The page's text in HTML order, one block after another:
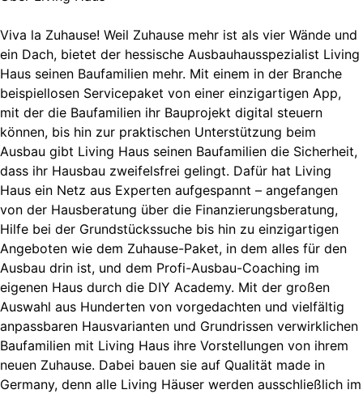
Viva la Zuhause! Weil Zuhause mehr ist als vier Wände und
ein Dach, bietet der hessische Ausbauhausspezialist Living
Haus seinen Baufamilien mehr. Mit einem in der Branche
beispiellosen Servicepaket von einer einzigartigen App,
mit der die Baufamilien ihr Bauprojekt digital steuern
können, bis hin zur praktischen Unterstützung beim
Ausbau gibt Living Haus seinen Baufamilien die Sicherheit,
dass ihr Hausbau zweifelsfrei gelingt. Dafür hat Living
Haus ein Netz aus Experten aufgespannt – angefangen
von der Hausberatung über die Finanzierungsberatung,
Hilfe bei der Grundstückssuche bis hin zu einzigartigen
Angeboten wie dem Zuhause-Paket, in dem alles für den
Ausbau drin ist, und dem Profi-Ausbau-Coaching im
eigenen Haus durch die DIY Academy. Mit der großen
Auswahl aus Hunderten von vorgedachten und vielfältig
anpassbaren Hausvarianten und Grundrissen verwirklichen
Baufamilien mit Living Haus ihre Vorstellungen von ihrem
neuen Zuhause. Dabei bauen sie auf Qualität made in
Germany, denn alle Living Häuser werden ausschließlich im